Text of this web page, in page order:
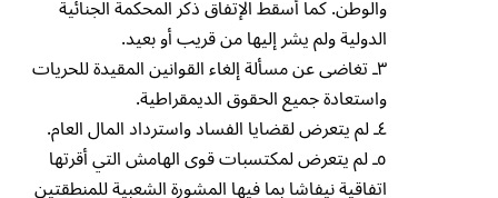
والوطن. كما أسقط الإتفاق ذكر المحكمة الجنائية
الدولية ولم يشر إليها من قريب أو بعيد.
۳ـ تغاضى عن مسألة إلغاء القوانين المقيدة للحريات
واستعادة جميع الحقوق الديمقراطية.
٤ـ لم يتعرض لقضايا الفساد واسترداد المال العام.
٥ـ لم يتعرض لمكتسبات قوى الهامش التي أقرتها
اتفاقية نيفاشا بما فيها المشورة الشعبية للمنطقتين